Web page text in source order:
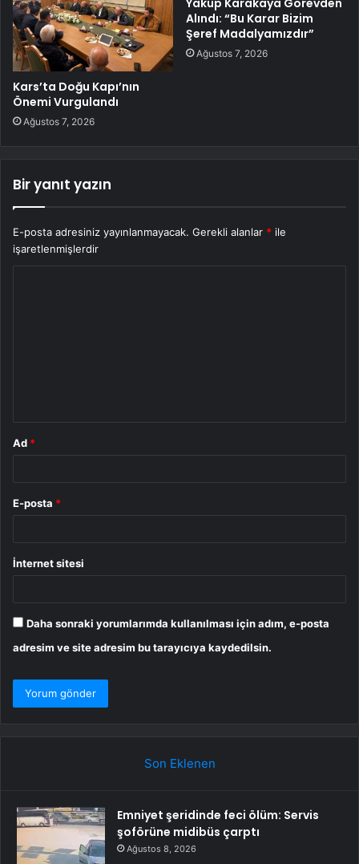
Kars’ta Doğu Kapı’nın
Önemi Vurgulandı
Ağustos 7, 2026
Yakup Karakaya Görevden
Alındı: “Bu Karar Bizim
Şeref Madalyamızdır”
Ağustos 7, 2026
Bir yanıt yazın
E-posta adresiniz yayınlanmayacak. Gerekli alanlar * ile
işaretlenmişlerdir
Ad *
E-posta *
İnternet sitesi
Daha sonraki yorumlarımda kullanılması için adım, e-posta
adresim ve site adresim bu tarayıcıya kaydedilsin.
Son Eklenen
Emniyet şeridinde feci ölüm: Servis
şoförüne midibüs çarptı
Ağustos 8, 2026